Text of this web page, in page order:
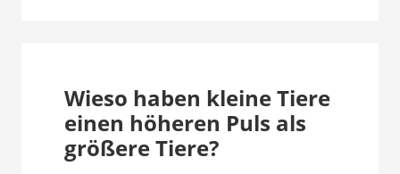
Wieso haben kleine Tiere
einen höheren Puls als
größere Tiere?